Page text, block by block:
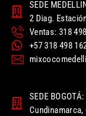
SEDE
2 Diag.
Ventas: 318
+57 318 498
SEDE